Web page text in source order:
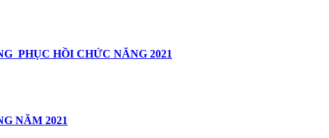
PHỤC HỒI CHỨC NĂNG 2021
NĂM 2021